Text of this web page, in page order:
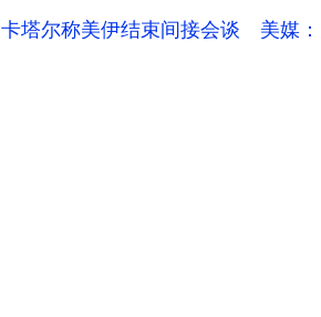
卡塔尔称美伊结束间接会谈 美媒